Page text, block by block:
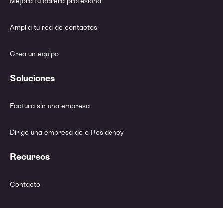
Amplía tu red de contactos
Crea un equipo
Soluciones
Factura sin una empresa
Dirige una empresa de e-Residency
Recursos
Contacto